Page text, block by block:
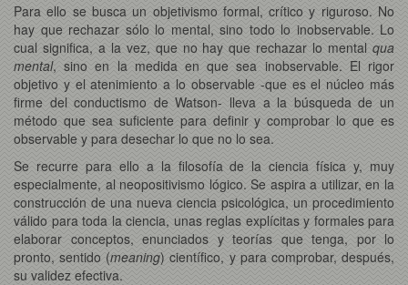
Para ello se busca un objetivismo formal, crítico y riguroso. No
hay que rechazar sólo lo mental, sino todo lo inobservable. Lo
cual significa, a la vez, que no hay que rechazar lo mental qua
mental, sino en la medida en que sea inobservable. El rigor
objetivo y el atenimiento a lo observable -que es el núcleo más
firme del conductismo de Watson- lleva a la búsqueda de un
método que sea suficiente para definir y comprobar lo que es
observable y para desechar lo que no lo sea.
Se recurre para ello a la filosofía de la ciencia física y, muy
especialmente, al neopositivismo lógico. Se aspira a utilizar, en la
construcción de una nueva ciencia psicológica, un procedimiento
válido para toda la ciencia, unas reglas explícitas y formales para
elaborar conceptos, enunciados y teorías que tenga, por lo
pronto, sentido (meaning) científico, y para comprobar, después,
su validez efectiva.